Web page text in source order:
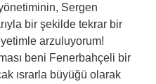
Sergen
bir şekilde tekrar bir
arzuluyorum!
beni Fenerbahçeli bir
ısrarla büyüğü olarak